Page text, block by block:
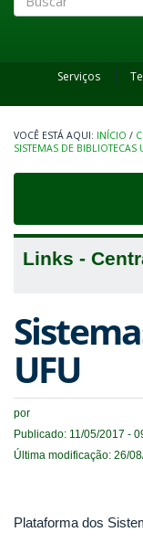
Serviços
INÍCIO /
SISTEMAS DE BIBLIOTECAS
Links -
UFU
por
Publicado: 11/05/2017 -
Última modificação: 26/
Plataforma dos